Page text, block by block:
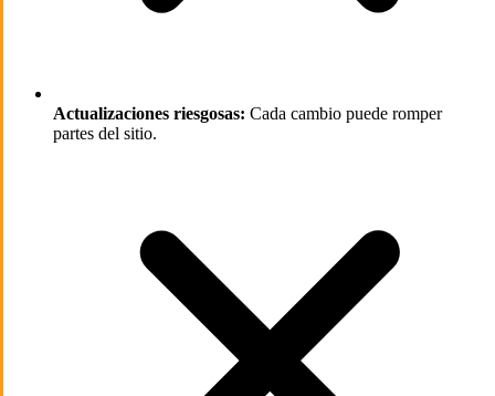
Actualizaciones riesgosas: Cada cambio puede romper
partes del sitio.